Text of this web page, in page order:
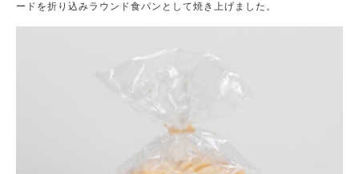
ードを折り込みラウンド食パンとして焼き上げました。